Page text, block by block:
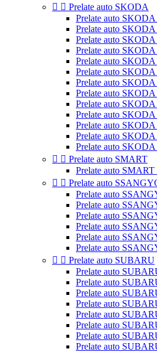
  Prelate auto SKODA
Prelate auto
Prelate auto
Prelate auto SKODA
Prelate auto
Prelate auto SKODA
Prelate auto
Prelate auto
Prelate auto
Prelate auto SKODA
Prelate auto SKODA
Prelate auto SKODA
Prelate auto SKODA
Prelate auto SKODA
  Prelate auto SMART
Prelate auto
  Prelate auto
Prelate auto
Prelate auto
Prelate auto
Prelate auto
Prelate auto
Prelate auto
  Prelate auto SUBARU
Prelate auto
Prelate auto
Prelate auto
Prelate auto
Prelate auto
Prelate auto
Prelate auto
Prelate auto